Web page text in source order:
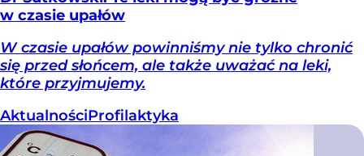
w czasie upałów
W czasie upałów powinniśmy nie tylko chronić
się przed słońcem, ale także uważać na leki,
które przyjmujemy.
AktualnościProfilaktyka